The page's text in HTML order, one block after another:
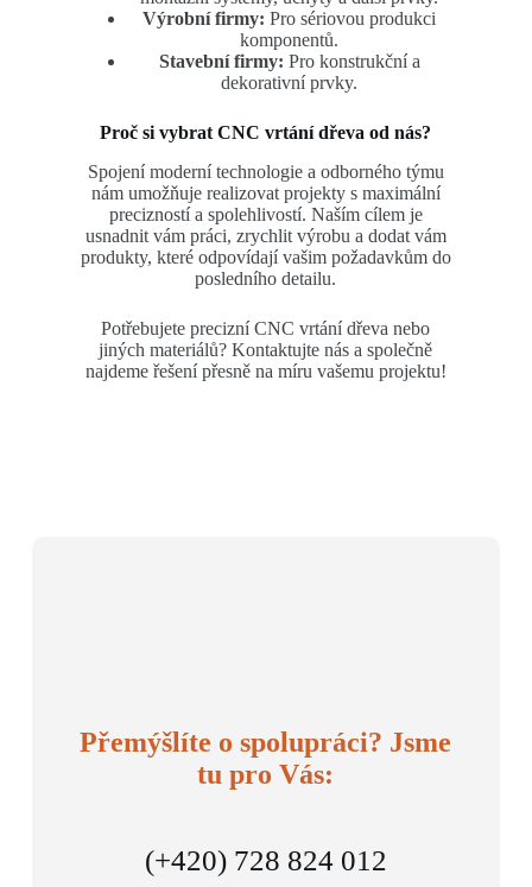
Výrobní firmy: Pro sériovou produkci
komponentů.
Stavební firmy: Pro konstrukční a
dekorativní prvky.
Proč si vybrat CNC vrtání dřeva od nás?
Spojení moderní technologie a odborného týmu
nám umožňuje realizovat projekty s maximální
precizností a spolehlivostí. Naším cílem je
usnadnit vám práci, zrychlit výrobu a dodat vám
produkty, které odpovídají vašim požadavkům do
posledního detailu.
Potřebujete precizní CNC vrtání dřeva nebo
jiných materiálů? Kontaktujte nás a společně
najdeme řešení přesně na míru vašemu projektu!
Přemýšlíte o spolupráci? Jsme
tu pro Vás:
(+420) 728 824 012